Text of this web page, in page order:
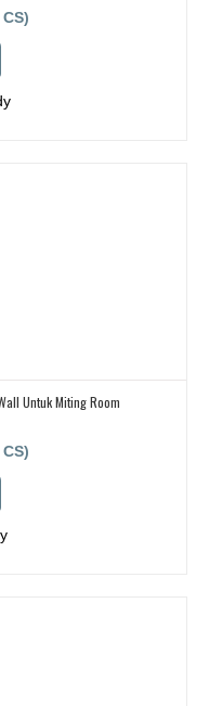
Untuk Miting Room